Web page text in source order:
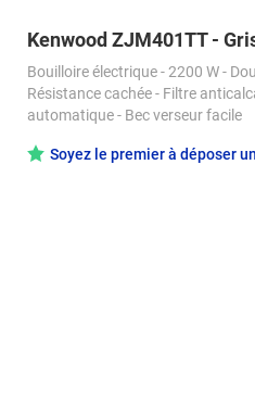
Kenwood ZJM401TT -
Bouilloire électrique - 2200 W -
Résistance cachée - Filtre
automatique - Bec verseur facile
Soyez le premier à déposer